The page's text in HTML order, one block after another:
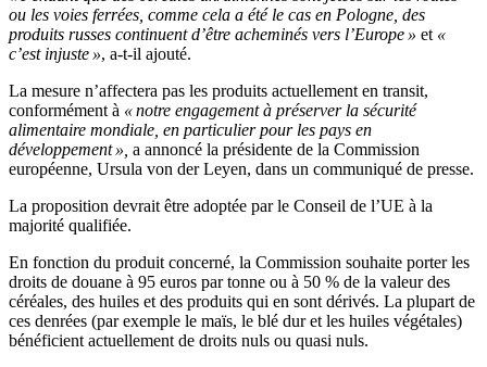
ou les voies ferrées, comme cela a été le cas en Pologne, des
produits russes continuent d’être acheminés vers l’Europe » et «
c’est injuste », a-t-il ajouté.
La mesure n’affectera pas les produits actuellement en transit,
conformément à « notre engagement à préserver la sécurité
alimentaire mondiale, en particulier pour les pays en
développement », a annoncé la présidente de la Commission
européenne, Ursula von der Leyen, dans un communiqué de presse.
La proposition devrait être adoptée par le Conseil de l’UE à la
majorité qualifiée.
En fonction du produit concerné, la Commission souhaite porter les
droits de douane à 95 euros par tonne ou à 50 % de la valeur des
céréales, des huiles et des produits qui en sont dérivés. La plupart de
ces denrées (par exemple le maïs, le blé dur et les huiles végétales)
bénéficient actuellement de droits nuls ou quasi nuls.